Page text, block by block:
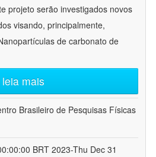
projeto serão investigados novos
visando, principalmente,
de carbonato de
leia mais
Brasileiro de Pesquisas Físicas
BRT 2023-Thu Dec 31